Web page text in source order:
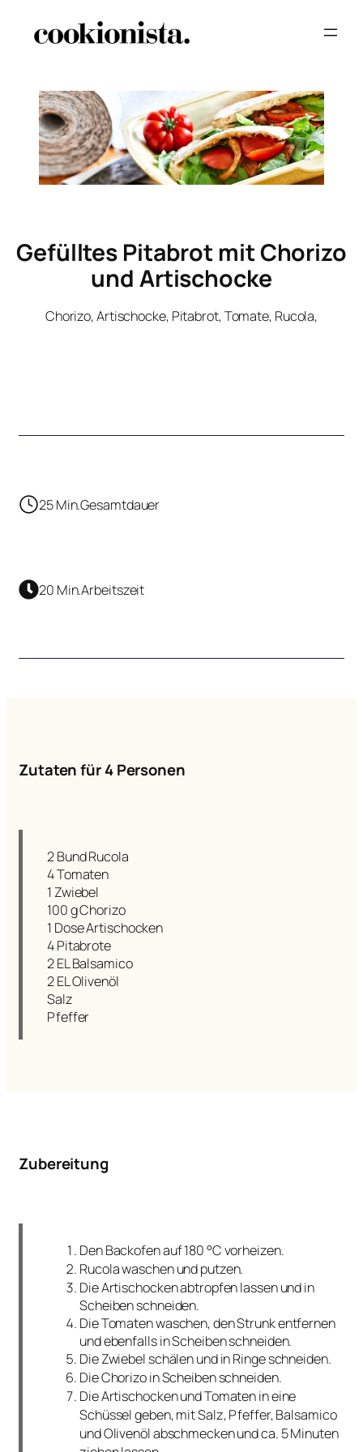
Gefülltes Pitabrot mit Chorizo
und Artischocke
Chorizo, Artischocke, Pitabrot, Tomate, Rucola,
25 Min.Gesamtdauer
20 Min.Arbeitszeit
Zutaten für 4 Personen
2 Bund Rucola
4 Tomaten
1 Zwiebel
100 g Chorizo
1 Dose Artischocken
4 Pitabrote
2 EL Balsamico
2 EL Olivenöl
Salz
Pfeffer
Zubereitung
Den Backofen auf 180 °C vorheizen.
Rucola waschen und putzen.
Die Artischocken abtropfen lassen und in
Scheiben schneiden.
Die Tomaten waschen, den Strunk entfernen
und ebenfalls in Scheiben schneiden.
Die Zwiebel schälen und in Ringe schneiden.
Die Chorizo in Scheiben schneiden.
Die Artischocken und Tomaten in eine
Schüssel geben, mit Salz, Pfeffer, Balsamico
und Olivenöl abschmecken und ca. 5 Minuten